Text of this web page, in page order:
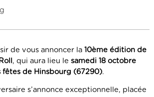
de vous annoncer la 10ème édition de
, qui aura lieu le samedi 18 octobre
fêtes de Hinsbourg (67290).
s’annonce exceptionnelle, placée